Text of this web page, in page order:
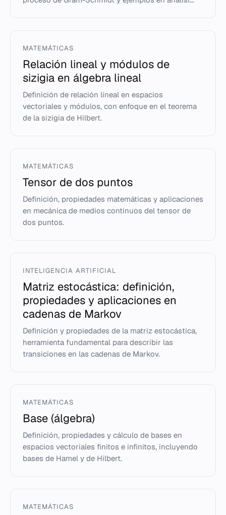
MATEMÁTICAS
Relación lineal y módulos de
sizigia en álgebra lineal
Definición de relación lineal en espacios
vectoriales y módulos, con enfoque en el teorema
de la sizigia de Hilbert.
MATEMÁTICAS
Tensor de dos puntos
Definición, propiedades matemáticas y aplicaciones
en mecánica de medios continuos del tensor de
dos puntos.
INTELIGENCIA ARTIFICIAL
Matriz estocástica: definición,
propiedades y aplicaciones en
cadenas de Markov
Definición y propiedades de la matriz estocástica,
herramienta fundamental para describir las
transiciones en las cadenas de Markov.
MATEMÁTICAS
Base (álgebra)
Definición, propiedades y cálculo de bases en
espacios vectoriales finitos e infinitos, incluyendo
bases de Hamel y de Hilbert.
MATEMÁTICAS